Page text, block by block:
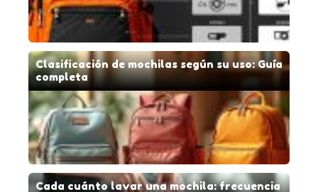
Clasificación de mochilas según su uso: Guía
completa
Cada cuánto lavar una mochila: frecuencia